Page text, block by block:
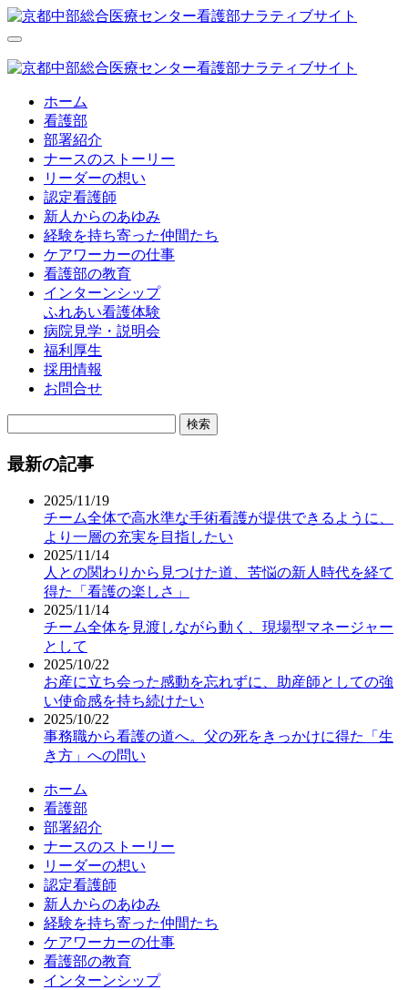
ホーム
看護部
部署紹介
ナースのストーリー
リーダーの想い
認定看護師
新人からのあゆみ
経験を持ち寄った仲間たち
ケアワーカーの仕事
看護部の教育
インターンシップ
ふれあい看護体験
病院見学・説明会
福利厚生
採用情報
お問合せ
最新の記事
2025/11/19
チーム全体で高水準な手術看護が提供できるように、
より一層の充実を目指したい
2025/11/14
人との関わりから見つけた道、苦悩の新人時代を経て
得た「看護の楽しさ」
2025/11/14
チーム全体を見渡しながら動く、現場型マネージャー
として
2025/10/22
お産に立ち会った感動を忘れずに、助産師としての強
い使命感を持ち続けたい
2025/10/22
事務職から看護の道へ。父の死をきっかけに得た「生
き方」への問い
ホーム
看護部
部署紹介
ナースのストーリー
リーダーの想い
認定看護師
新人からのあゆみ
経験を持ち寄った仲間たち
ケアワーカーの仕事
看護部の教育
インターンシップ